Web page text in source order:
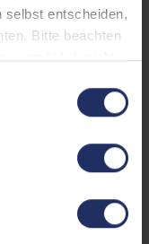
selbst entscheiden,
Bitte beachten
womöglich nicht
integrierte USB-
in Prozent und
Schnellladen